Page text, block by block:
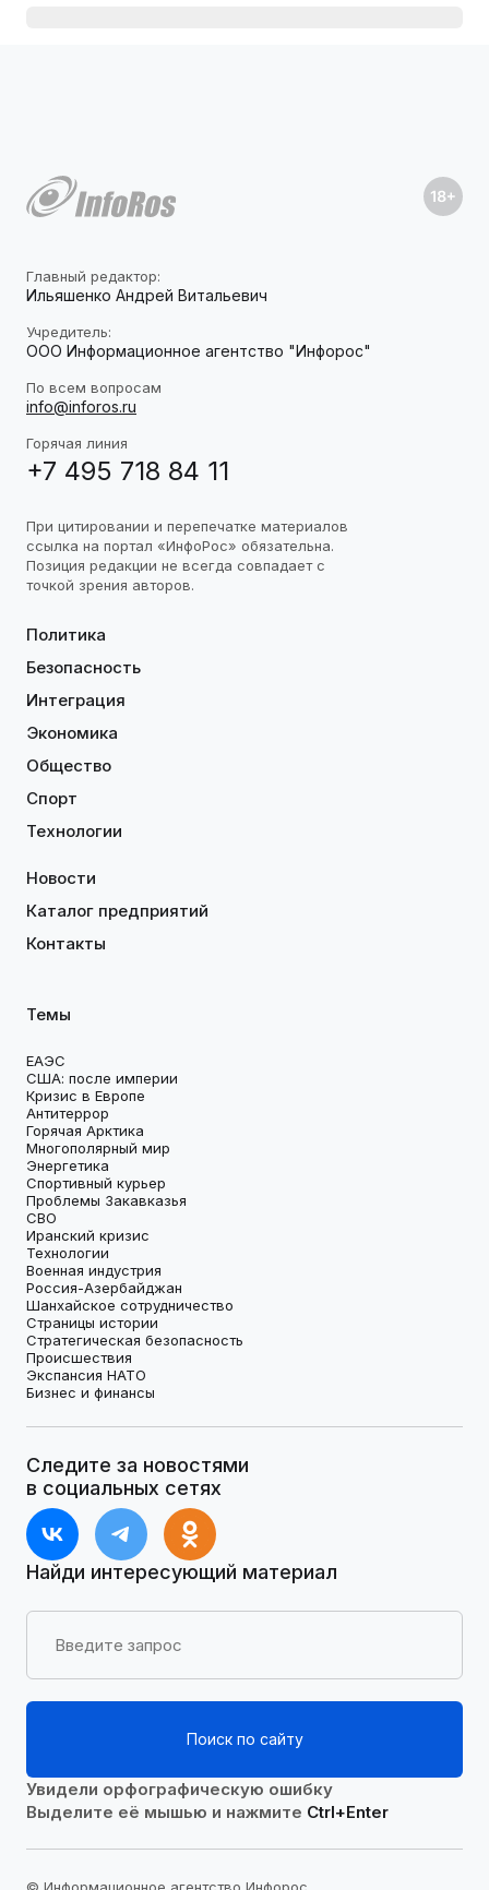
Главный редактор:
Ильяшенко Андрей Витальевич
Учредитель:
ООО Информационное агентство "Инфорос"
По всем вопросам
info@inforos.ru
Горячая линия
+7 495 718 84 11
При цитировании и перепечатке материалов
ссылка на портал «ИнфоРос» обязательна.
Позиция редакции не всегда совпадает с
точкой зрения авторов.
Политика
Безопасность
Интеграция
Экономика
Общество
Спорт
Технологии
Новости
Каталог предприятий
Контакты
Темы
ЕАЭС
США: после империи
Кризис в Европе
Антитеррор
Горячая Арктика
Многополярный мир
Энергетика
Спортивный курьер
Проблемы Закавказья
СВО
Иранский кризис
Технологии
Военная индустрия
Россия-Азербайджан
Шанхайское сотрудничество
Страницы истории
Стратегическая безопасность
Происшествия
Экспансия НАТО
Бизнес и финансы
Следите за новостями
в социальных сетях
Найди интересующий материал
Поиск по сайту
Увидели орфографическую ошибку
Выделите её мышью и нажмите Ctrl+Enter